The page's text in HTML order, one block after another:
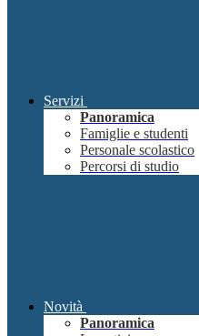
Servizi
Panoramica
Famiglie e studenti
Personale scolastico
Percorsi di studio
Novità
Panoramica